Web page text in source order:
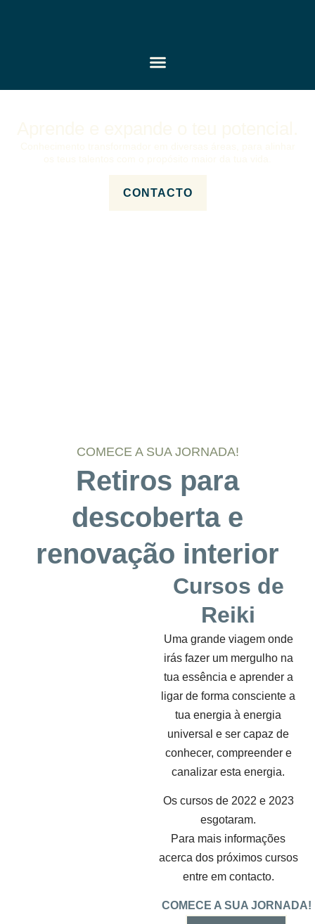
CONTACTO
COMECE A SUA JORNADA!
Retiros para
descoberta e
renovação interior
Cursos de
Reiki
Uma grande viagem onde
irás fazer um mergulho na
tua essência e aprender a
ligar de forma consciente a
tua energia à energia
universal e ser capaz de
conhecer, compreender e
canalizar esta energia.
Os cursos de 2022 e 2023
esgotaram.
Para mais informações
acerca dos próximos cursos
entre em contacto.
COMECE A SUA JORNADA!